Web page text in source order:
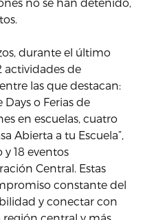
durante el último
actividades de
las que destacan:
o Ferias de
en escuelas, cuatro
Abierta a tu Escuela”,
18 eventos
Central. Estas
constante del
y conectar con
central y más